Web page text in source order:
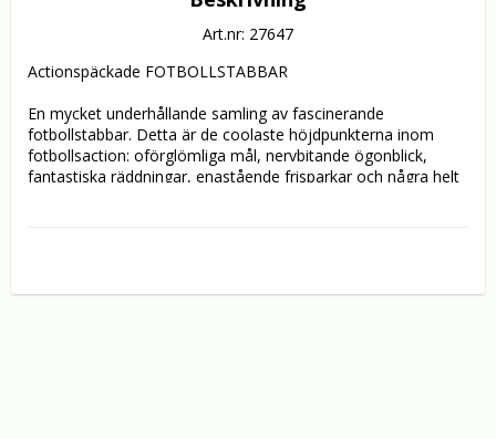
Art.nr: 27647
Actionspäckade FOTBOLLSTABBAR
En mycket underhållande samling av fascinerande
fotbollstabbar. Detta är de coolaste höjdpunkterna inom
fotbollsaction: oförglömliga mål, nervbitande ögonblick,
fantastiska räddningar, enastående frisparkar och några helt